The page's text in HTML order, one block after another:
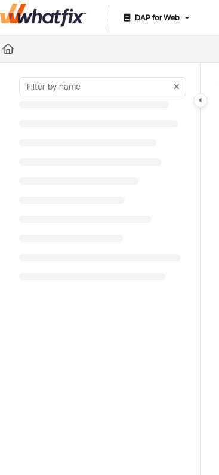
Documentation Index
Fetch the complete documentation index at:
DAP for Web